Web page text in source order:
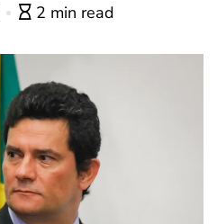
2 min read